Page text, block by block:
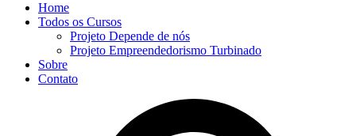
Home
Todos os Cursos
Projeto Depende de nós
Projeto Empreendedorismo Turbinado
Sobre
Contato